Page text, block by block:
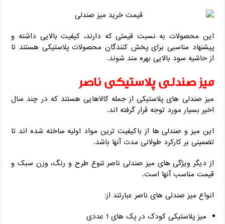
این محصولات به نسبت قیمتی که دارند، کیفیت بالایی داشته و
پیشنهاد مناسبی برای پخش کنندگان محصولات پلاستیکی هستند تا
از حاشیه سود بالایی بهره مند شوند.
میز صندلی پلاستیکی ناصر
میز صندلی های پلاستیکی از جمله کالاهایی هستند که در چند سال
اخیر بسیار مورد توجه قرار گرفته اند.
این میز و صندلی ها از باکیفیت ترین مواد اولیه ساخته شده اند تا
تضمینی بر کارکرد طولانی مدت آنها باشد.
از دیگر ویژگی های میز صندلی ناصر تنوع طرح و رنگ، وزن سبک و
قیمت مناسب آنها است.
انواع میز صندلی های ناصر عبارتند از:
میز پلاستیکی کودک در پک های 1 عددی